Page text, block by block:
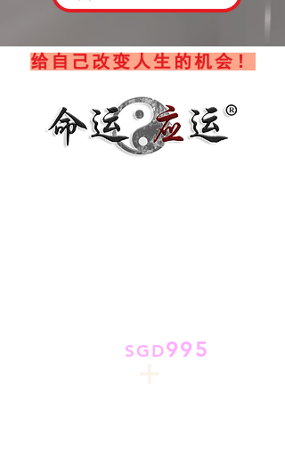
​给自己改变人生的机会！
SGD995